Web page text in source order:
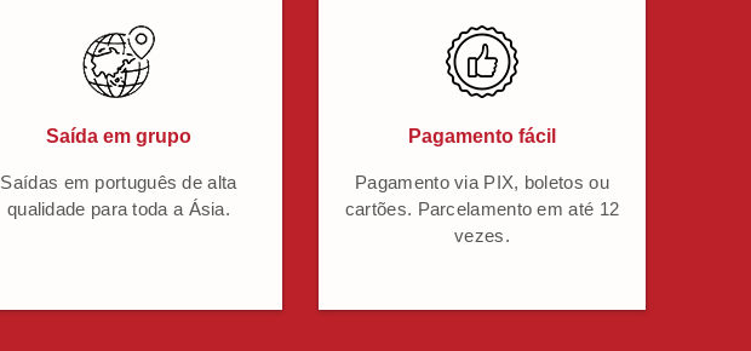
Saída em grupo
Saídas em português de alta
qualidade para toda a Ásia.
Pagamento fácil
Pagamento via PIX, boletos ou
cartões. Parcelamento em até 12
vezes.